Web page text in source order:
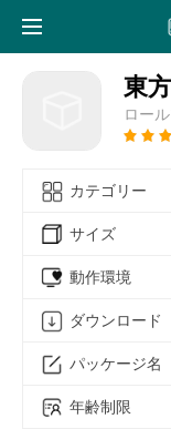
東
ロー
カテゴリー
サイズ
動作環境
ダウンロード
パッケージ名
年齢制限